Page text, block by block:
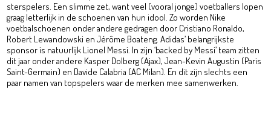
sterspelers. Een slimme zet, want veel (vooral jonge) voetballers lopen
graag letterlijk in de schoenen van hun idool. Zo worden Nike
voetbalschoenen onder andere gedragen door Cristiano Ronaldo,
Robert Lewandowski en Jérôme Boateng. Adidas’ belangrijkste
sponsor is natuurlijk Lionel Messi. In zijn ‘backed by Messi’ team zitten
dit jaar onder andere Kasper Dolberg (Ajax), Jean-Kevin Augustin (Paris
Saint-Germain) en Davide Calabria (AC Milan). En dit zijn slechts een
paar namen van topspelers waar de merken mee samenwerken.